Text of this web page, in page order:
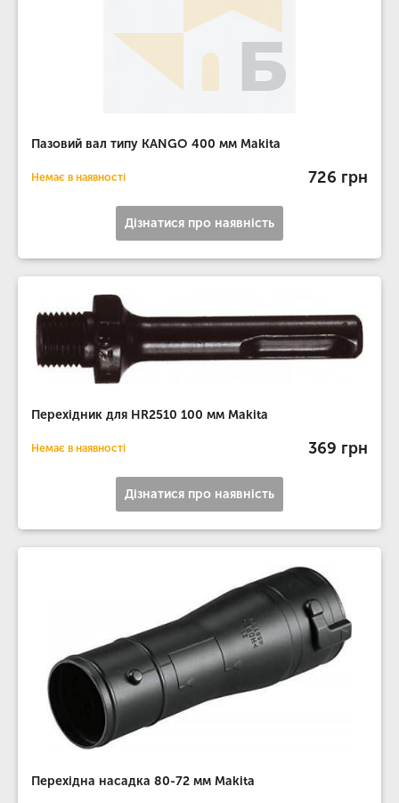
Пазовий вал типу KANGO 400 мм Makita
Немає в наявності 726 грн
Дізнатися про наявність
Перехідник для HR2510 100 мм Makita
Немає в наявності 369 грн
Дізнатися про наявність
Перехідна насадка 80-72 мм Makita